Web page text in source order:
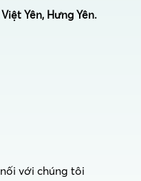
Yên, Hưng Yên.
với chúng tôi